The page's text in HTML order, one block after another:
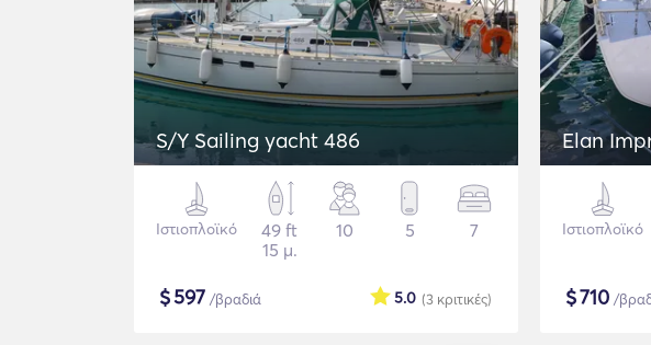
S/Y Sailing yacht 486
Ιστιοπλοϊκό
49 ft
15 μ.
10 5 7
$597 /βραδιά (3 κριτικές)
5.0
Elan
Ιστιοπλοϊκό
$710 /